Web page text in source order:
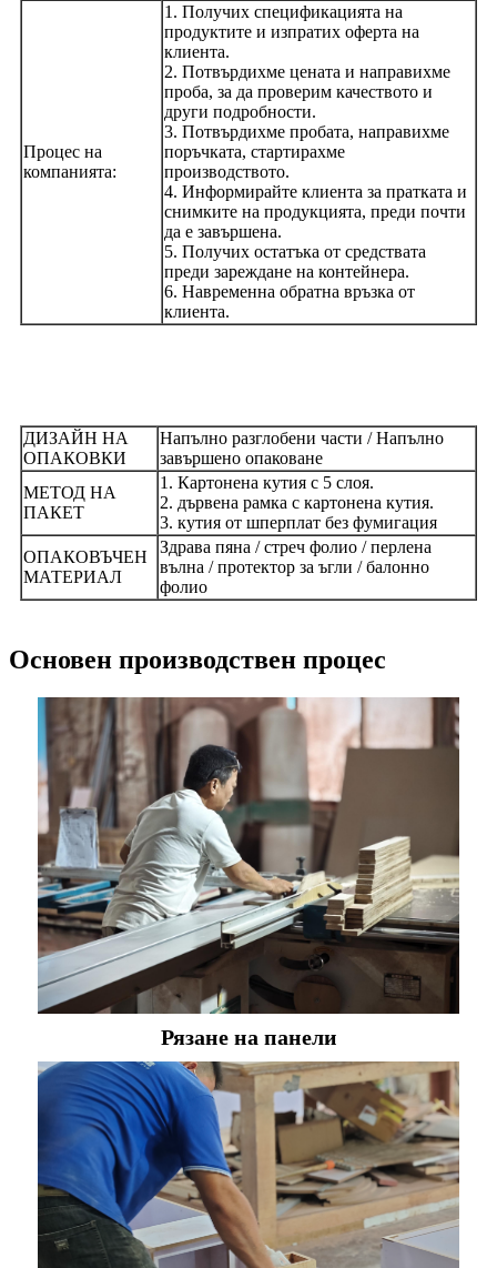
Процес на
компанията:
1. Получих спецификацията на
продуктите и изпратих оферта на
клиента.
2. Потвърдихме цената и направихме
проба, за да проверим качеството и
други подробности.
3. Потвърдихме пробата, направихме
поръчката, стартирахме
производството.
4. Информирайте клиента за пратката и
снимките на продукцията, преди почти
да е завършена.
5. Получих остатъка от средствата
преди зареждане на контейнера.
6. Навременна обратна връзка от
клиента.
ДИЗАЙН НА
ОПАКОВКИ
Напълно разглобени части / Напълно
завършено опаковане
МЕТОД НА
ПАКЕТ
1. Картонена кутия с 5 слоя.
2. дървена рамка с картонена кутия.
3. кутия от шперплат без фумигация
ОПАКОВЪЧЕН
МАТЕРИАЛ
Здрава пяна / стреч фолио / перлена
вълна / протектор за ъгли / балонно
фолио
Основен производствен процес
Рязане на панели